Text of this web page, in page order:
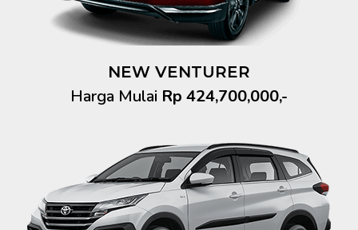
NEW VENTURER
Harga Mulai Rp 424,700,000,-